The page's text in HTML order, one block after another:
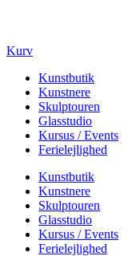
Kurv
Kunstbutik
Kunstnere
Skulptouren
Glasstudio
Kursus / Events
Ferielejlighed
Kunstbutik
Kunstnere
Skulptouren
Glasstudio
Kursus / Events
Ferielejlighed